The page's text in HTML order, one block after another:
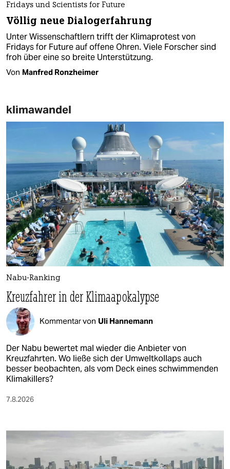
Fridays und Scientists for Future
Völlig neue Dialogerfahrung
Unter Wissenschaftlern trifft der Klimaprotest von
Fridays for Future auf offene Ohren. Viele Forscher sind
froh über eine so breite Unterstützung.
Von Manfred Ronzheimer
klimawandel
Nabu-Ranking
Kreuzfahrer in der Klimaapokalypse
Kommentar von Uli Hannemann
Der Nabu bewertet mal wieder die Anbieter von
Kreuzfahrten. Wo ließe sich der Umweltkollaps auch
besser beobachten, als vom Deck eines schwimmenden
Klimakillers?
7.8.2026